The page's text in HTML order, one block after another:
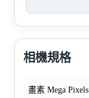
相機規格
畫素 Mega Pixels